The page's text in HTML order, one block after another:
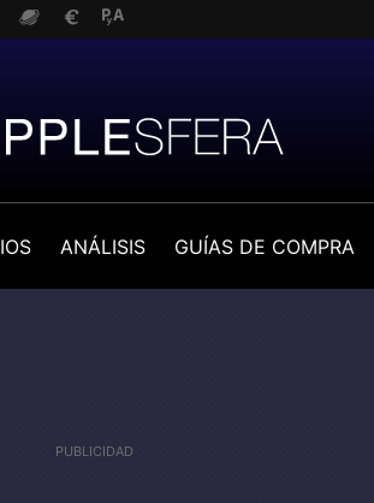
IOS ANÁLISIS GUÍAS DE COMPRA